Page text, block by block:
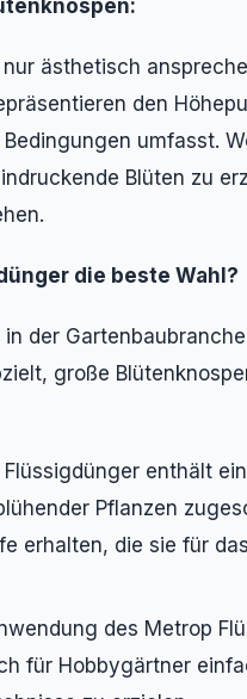
ästhetisch
den
umfasst.
Blüten zu
die beste Wahl?
der
große
Flüssigdünger enthält
Pflanzen
erhalten, die sie für
des Metrop
für Hobbygärtner